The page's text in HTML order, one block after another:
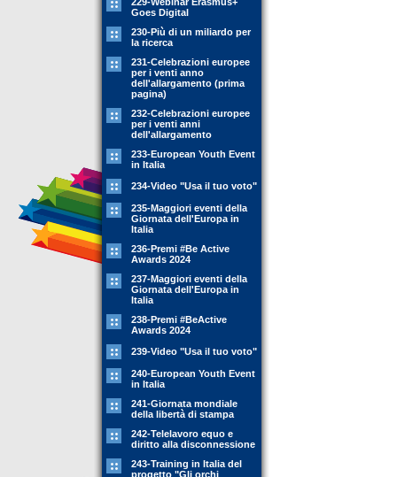
Goes Digital
230-Più di un miliardo per
la ricerca
231-Celebrazioni europee
per i venti anno
dell'allargamento (prima
pagina)
232-Celebrazioni europee
per i venti anni
dell'allargamento
233-European Youth Event
in Italia
234-Video "Usa il tuo voto"
235-Maggiori eventi della
Giornata dell'Europa in
Italia
236-Premi #Be Active
Awards 2024
237-Maggiori eventi della
Giornata dell'Europa in
Italia
238-Premi #BeActive
Awards 2024
239-Video "Usa il tuo voto"
240-European Youth Event
in Italia
241-Giornata mondiale
della libertà di stampa
242-Telelavoro equo e
diritto alla disconnessione
243-Training in Italia del
progetto "Gli orchi